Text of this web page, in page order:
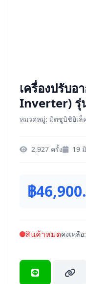
เครื่องปรับอ
Inverter) รุ่น
หมวดหมู่: มิตซูบิชิอิเล็
2,927 ครั้ง 19
฿
สินค้าหมดคงเหลื